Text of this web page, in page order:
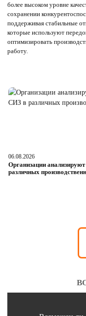
более высоком уровне
сохранении
поддерживая стабильные
которые используют
оптимизировать
работу.
06.08.2026
Организации
различных